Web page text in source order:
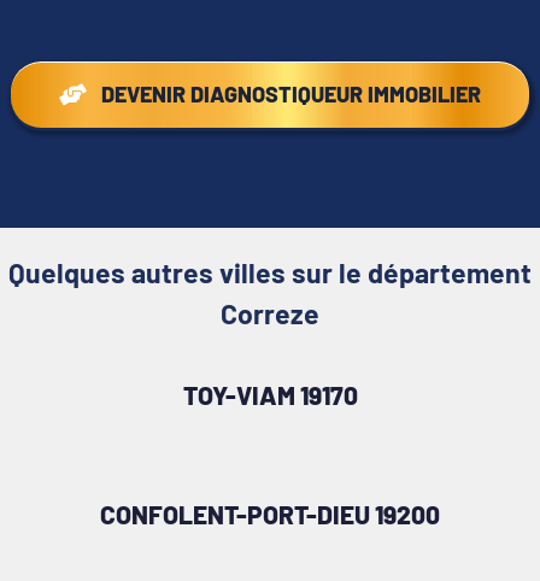
DEVENIR DIAGNOSTIQUEUR IMMOBILIER
Quelques autres villes sur le département
Correze
TOY-VIAM 19170
CONFOLENT-PORT-DIEU 19200